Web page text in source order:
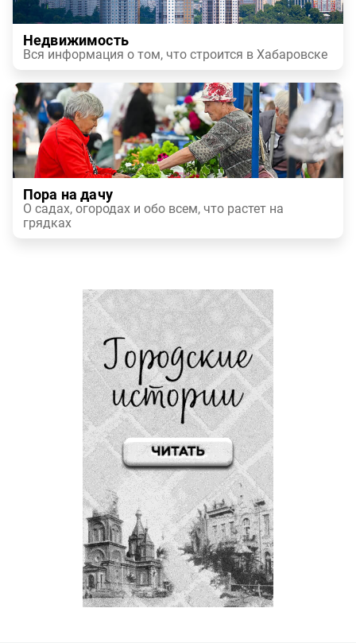
Недвижимость
Вся информация о том, что строится в Хабаровске
Пора на дачу
О садах, огородах и обо всем, что растет на
грядках